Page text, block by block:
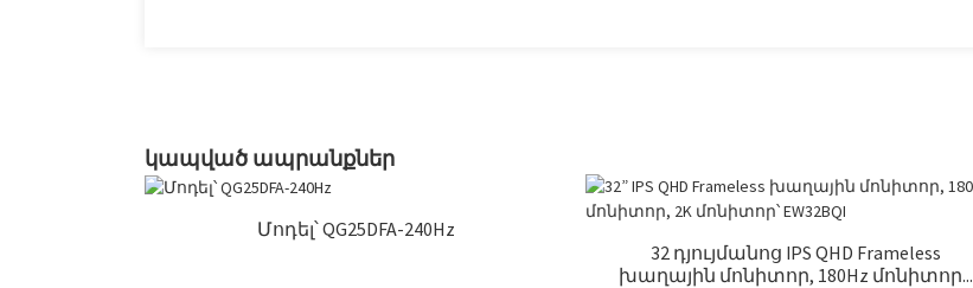
կապված ապրանքներ
Մոդել՝ QG25DFA-240Hz
32 դյույմանոց IPS QHD Frameless
խաղային մոնիտոր, 180Hz մոնիտոր...